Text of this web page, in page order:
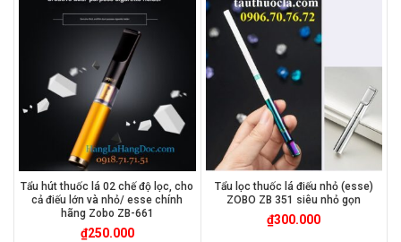
Tẩu hút thuốc lá 02 chế độ lọc, cho
cả điếu lớn và nhỏ/ esse chính
hãng Zobo ZB-661
₫250.000
Tẩu lọc thuốc lá điếu nhỏ (esse)
ZOBO ZB 351 siêu nhỏ gọn
₫300.000